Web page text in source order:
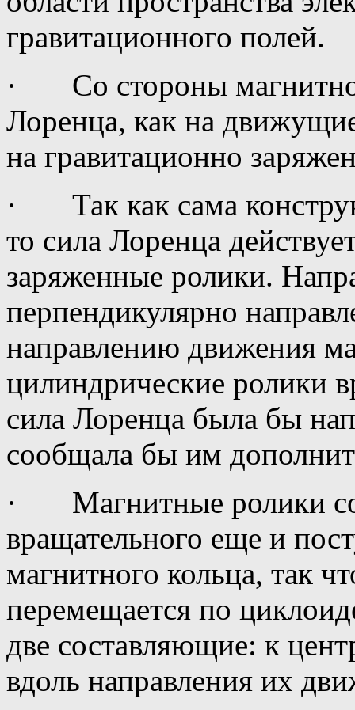
гравитационного полей.
· Со стороны
Лоренца, как на
на гравитационно
· Так как сама
то сила Лоренца
заряженные ролики.
перпендикулярно
направлению движения
цилиндрические ролики
сила Лоренца была бы
сообщала бы им
· Магнитные ролики
вращательного еще и
магнитного кольца, так
перемещается по
две составляющие: к
вдоль направления их